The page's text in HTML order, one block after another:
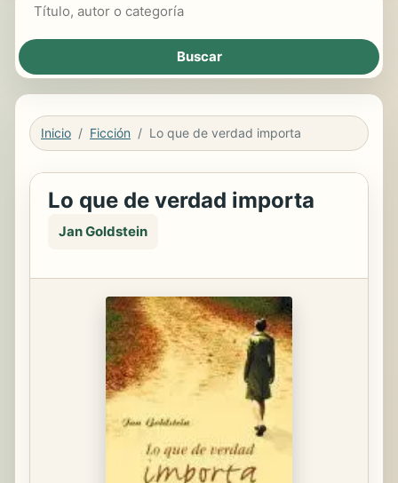
Inicio Ficción Lo que de verdad importa
Lo que de verdad importa
Jan Goldstein